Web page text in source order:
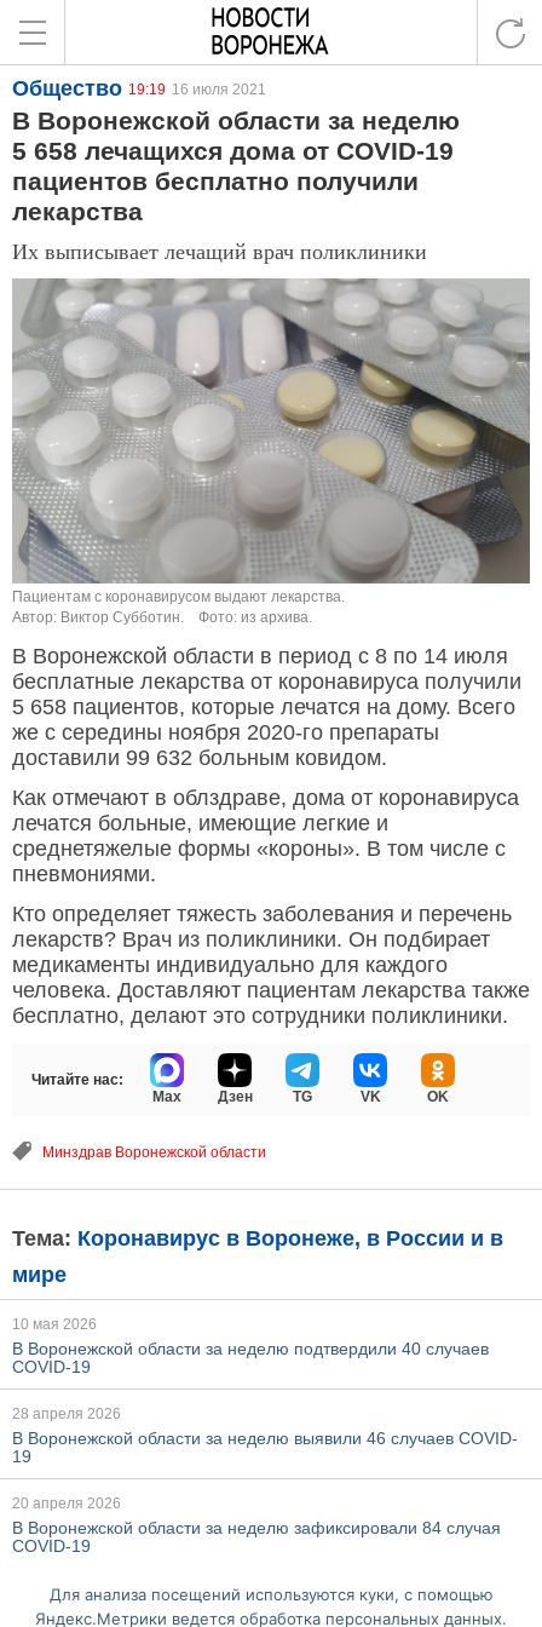
Общество 19:19 16 июля 2021
В Воронежской области за неделю
5 658 лечащихся дома от COVID-19
пациентов бесплатно получили
лекарства
Их выписывает лечащий врач поликлиники
Пациентам с коронавирусом выдают лекарства.
Автор: Виктор Субботин.
Фото: из архива.
В Воронежской области в период с 8 по 14 июля
бесплатные лекарства от коронавируса получили
5 658 пациентов, которые лечатся на дому. Всего
же с середины ноября 2020-го препараты
доставили 99 632 больным ковидом.
Как отмечают в облздраве, дома от коронавируса
лечатся больные, имеющие легкие и
среднетяжелые формы «короны». В том числе с
пневмониями.
Кто определяет тяжесть заболевания и перечень
лекарств? Врач из поликлиники. Он подбирает
медикаменты индивидуально для каждого
человека. Доставляют пациентам лекарства также
бесплатно, делают это сотрудники поликлиники.
Читайте нас:
Max
Дзен TG VK OK
Минздрав Воронежской области
Тема: Коронавирус в Воронеже, в России и в
мире
10 мая 2026
В Воронежской области за неделю подтвердили 40 случаев
COVID-19
28 апреля 2026
В Воронежской области за неделю выявили 46 случаев COVID-
19
20 апреля 2026
В Воронежской области за неделю зафиксировали 84 случая
COVID-19
Ещё по этой теме
Для анализа посещений используются куки, с помощью
Яндекс.Метрики ведется обработка персональных данных.